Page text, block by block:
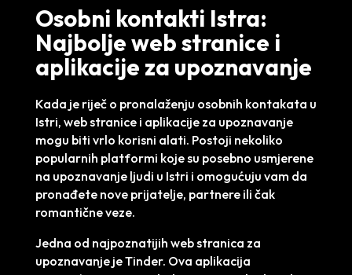
Osobni kontakti Istra:
Najbolje web stranice i
aplikacije za upoznavanje
Kada je riječ o pronalaženju osobnih kontakata u
Istri, web stranice i aplikacije za upoznavanje
mogu biti vrlo korisni alati. Postoji nekoliko
popularnih platformi koje su posebno usmjerene
na upoznavanje ljudi u Istri i omogućuju vam da
pronađete nove prijatelje, partnere ili čak
romantične veze.
Jedna od najpoznatijih web stranica za
upoznavanje je Tinder. Ova aplikacija